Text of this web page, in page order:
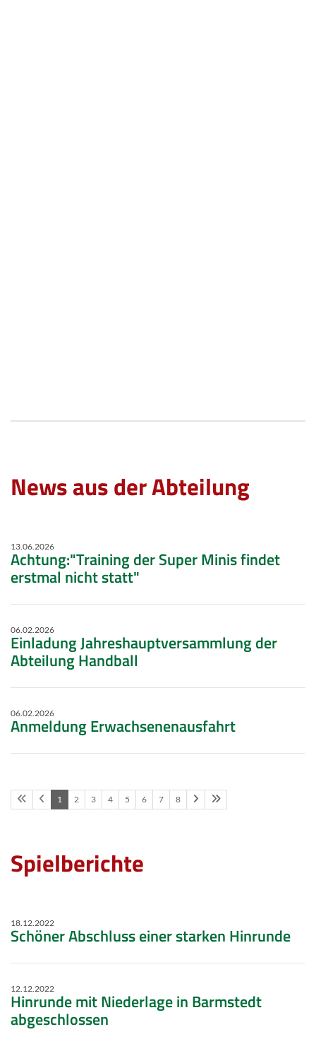
News aus der Abteilung
13.06.2026
Achtung:"Training der Super Minis findet
erstmal nicht statt"
06.02.2026
Einladung Jahreshauptversammlung der
Abteilung Handball
06.02.2026
Anmeldung Erwachsenenausfahrt
1 2 3 4 5 6 7 8
Spielberichte
18.12.2022
Schöner Abschluss einer starken Hinrunde
12.12.2022
Hinrunde mit Niederlage in Barmstedt
abgeschlossen